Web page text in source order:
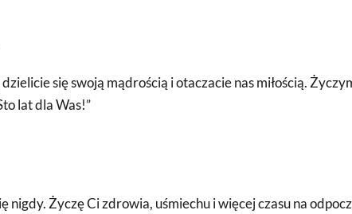
się swoją mądrością i otaczacie nas miłością.
lat dla Was!”
Życzę Ci zdrowia, uśmiechu i więcej czasu na